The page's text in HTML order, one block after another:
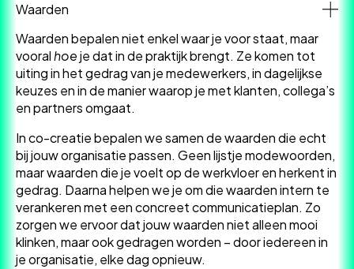
Waarden
Waarden bepalen niet enkel waar je voor staat, maar
vooralhoeje dat in de praktijk brengt. Ze komen tot
uiting in het gedrag van je medewerkers, in dagelijkse
keuzes en in de manier waarop je met klanten, collega’s
en partners omgaat.
In co-creatie bepalen we samen de waarden die echt
bij jouw organisatie passen. Geen lijstje modewoorden,
maar waarden die je voelt op de werkvloer en herkent in
gedrag. Daarna helpen we je om die waarden intern te
verankeren met een concreet communicatieplan. Zo
zorgen we ervoor dat jouw waarden niet alleen mooi
klinken, maar ook gedragen worden – door iedereen in
je organisatie, elke dag opnieuw.